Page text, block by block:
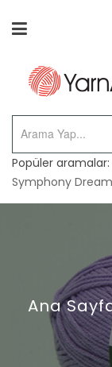
Popüler aramalar:
Symphony Dream
Ana